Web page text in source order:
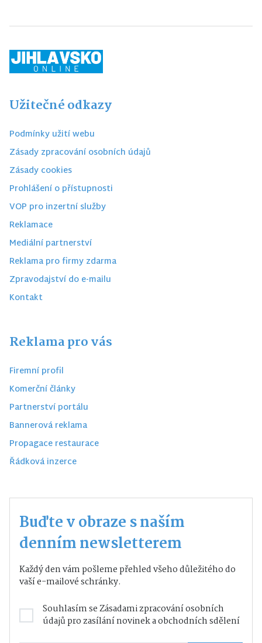
Užitečné odkazy
Podmínky užití webu
Zásady zpracování osobních údajů
Zásady cookies
Prohlášení o přístupnosti
VOP pro inzertní služby
Reklamace
Mediální partnerství
Reklama pro firmy zdarma
Zpravodajství do e-mailu
Kontakt
Reklama pro vás
Firemní profil
Komerční články
Partnerství portálu
Bannerová reklama
Propagace restaurace
Řádková inzerce
Buďte v obraze s naším
denním newsletterem
Každý den vám pošleme přehled všeho důležitého do
vaší e-mailové schránky.
Souhlasím seZásadami zpracování osobních
údajůpro zasílání novinek a obchodních sdělení